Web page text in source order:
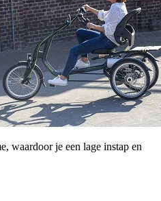
waardoor je een lage instap en